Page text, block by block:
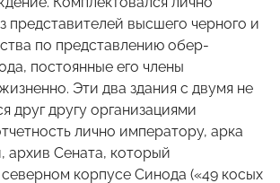
представителей высшего черного и
по представлению обер-
постоянные его члены
Эти два здания с двумя не
друг другу организациями
лично императору, арка
архив Сената, который
северном корпусе Синода («49 косых